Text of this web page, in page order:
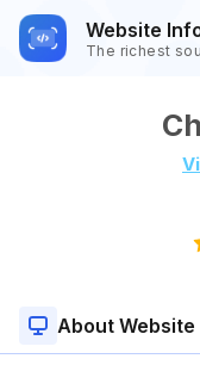
Website
The richest
About Website